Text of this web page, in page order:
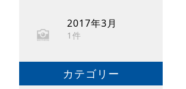
2017年3月
1件
カテゴリー